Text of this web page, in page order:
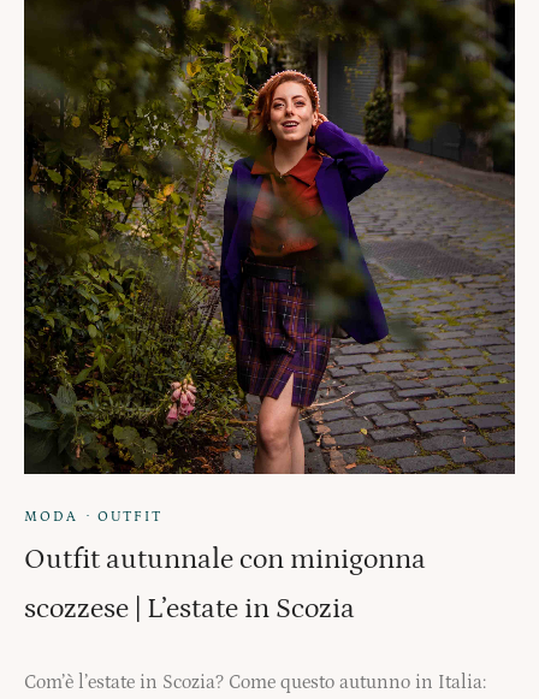
MODA · OUTFIT
Outfit autunnale con minigonna
scozzese | L’estate in Scozia
Com’è l’estate in Scozia? Come questo autunno in Italia: